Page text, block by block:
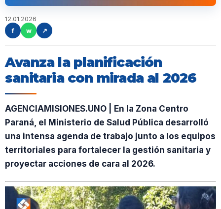
12.01.2026
f
w ↗
Avanza la planificación
sanitaria con mirada al 2026
AGENCIAMISIONES.UNO | En la Zona Centro
Paraná, el Ministerio de Salud Pública desarrolló
una intensa agenda de trabajo junto a los equipos
territoriales para fortalecer la gestión sanitaria y
proyectar acciones de cara al 2026.